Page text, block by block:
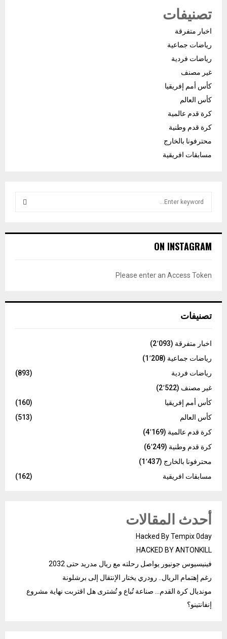
تصنيفات
اخبار متفرقة
رياضات جماعية
رياضات فردية
غير مصنف
كأس أمم إفريقيا
كأس العالم
كرة قدم عالمية
كرة قدم وطنية
محترفونا بالخارج
مسابقات افريقية
h
C
ON INSTAGRAM
Please enter an Access Token
تصنيفات
اخبار متفرقة (2٬093)
رياضات جماعية (1٬208)
رياضات فردية
(893)
غير مصنف (2٬522)
كأس أمم إفريقيا
(160)
كأس العالم
(513)
كرة قدم عالمية (4٬169)
كرة قدم وطنية (6٬249)
محترفونا بالخارج (1٬437)
مسابقات افريقية
(162)
أحدث المقالات
Hacked By Tempix 0day
HACKED BY ANTONKILL
فينيسيوس جونيور يواصل رحلته مع ريال مدريد حتى 2032
رغم إهتمام الريال.. رودري يختار الإنتقال إلى برشلونة
مونديال كرة القدم… صناعة تُباع و تُشترى هل اقتربت نهاية مشروع
إنفانتينو؟